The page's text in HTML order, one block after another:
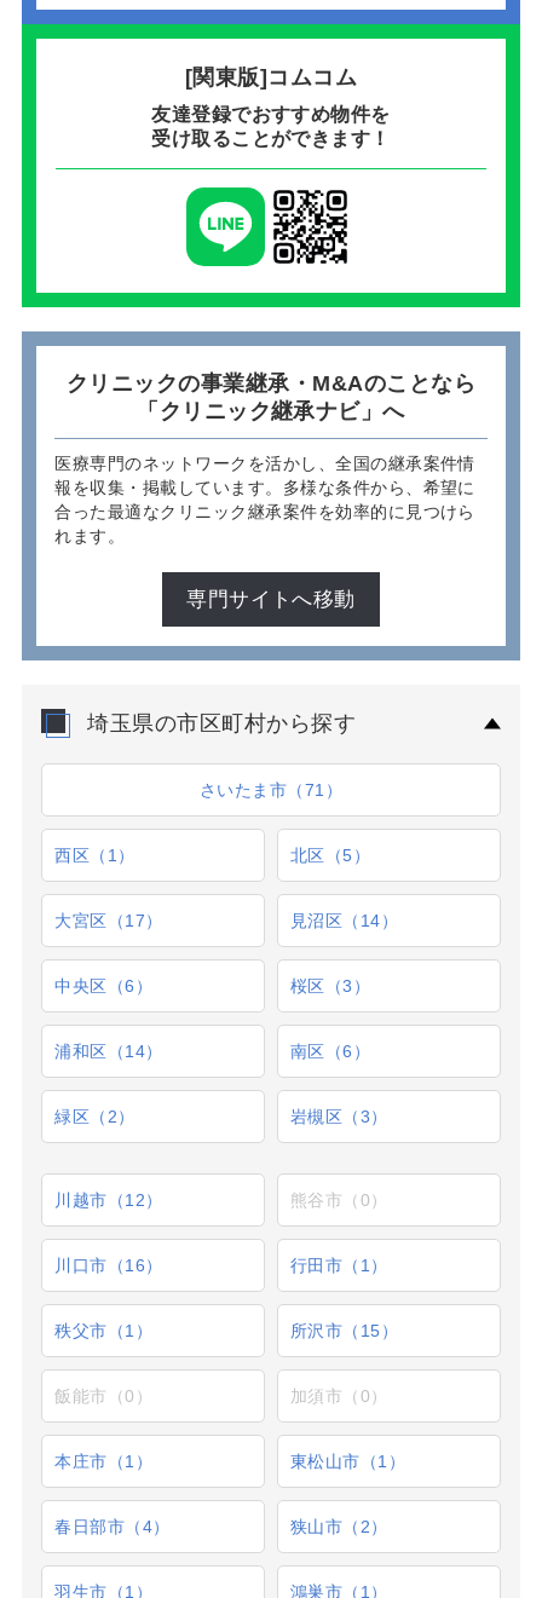
[関東版]コムコム
友達登録でおすすめ物件を
受け取ることができます！
クリニックの事業継承・M&Aのことなら
「クリニック継承ナビ」へ
医療専門のネットワークを活かし、全国の継承案件情
報を収集・掲載しています。多様な条件から、希望に
合った最適なクリニック継承案件を効率的に見つけら
れます。
専門サイトへ移動
埼玉県の市区町村から探す
さいたま市（71）
西区（1） 北区（5）
大宮区（17） 見沼区（14）
中央区（6） 桜区（3）
浦和区（14） 南区（6）
緑区（2） 岩槻区（3）
川越市（12） 熊谷市（0）
川口市（16） 行田市（1）
秩父市（1） 所沢市（15）
飯能市（0） 加須市（0）
本庄市（1） 東松山市（1）
春日部市（4） 狭山市（2）
羽生市（1） 鴻巣市（1）